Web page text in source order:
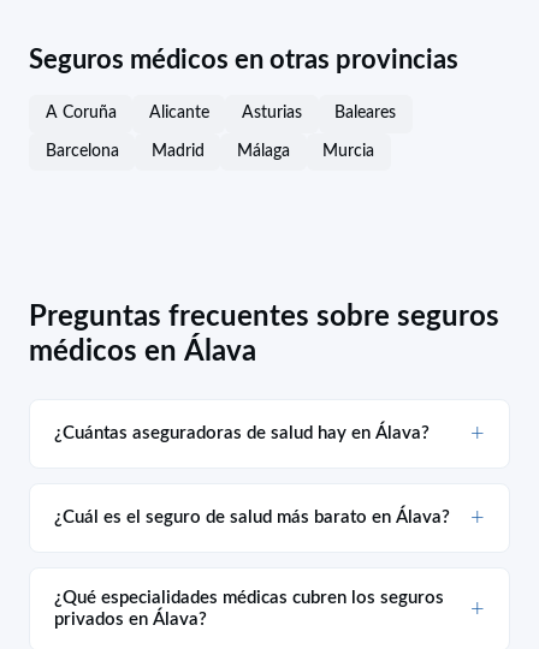
Seguros médicos en otras provincias
A Coruña Alicante Asturias Baleares
Barcelona Madrid Málaga Murcia
Preguntas frecuentes sobre seguros
médicos en Álava
¿Cuántas aseguradoras de salud hay en Álava?
¿Cuál es el seguro de salud más barato en Álava?
¿Qué especialidades médicas cubren los seguros
privados en Álava?